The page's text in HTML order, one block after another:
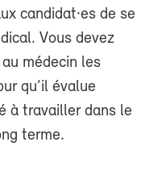
candidat·es de se
Vous devez
médecin les
qu’il évalue
à travailler dans le
terme.